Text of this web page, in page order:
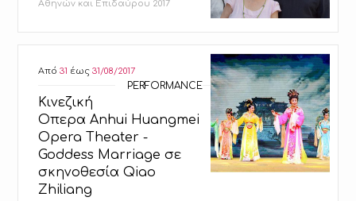
Αθηνών και Επιδαύρου 2017
Από31 έως31/08/2017
PERFORMANCE
Κινεζική
Οπερα Anhui Huangmei
Opera Theater -
Goddess Marriage σε
σκηνοθεσία Qiao
Zhiliang